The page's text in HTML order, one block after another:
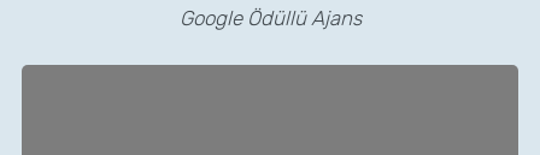
Google Ödüllü Ajans